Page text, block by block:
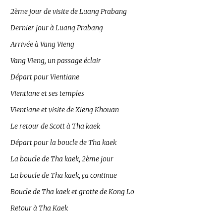
2ème jour de visite de Luang Prabang
Dernier jour à Luang Prabang
Arrivée à Vang Vieng
Vang Vieng, un passage éclair
Départ pour Vientiane
Vientiane et ses temples
Vientiane et visite de Xieng Khouan
Le retour de Scott à Tha kaek
Départ pour la boucle de Tha kaek
La boucle de Tha kaek, 2ème jour
La boucle de Tha kaek, ça continue
Boucle de Tha kaek et grotte de Kong Lo
Retour à Tha Kaek